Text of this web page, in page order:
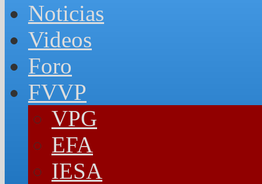
Noticias
Videos
Foro
FVVP
VPG
EFA
IESA